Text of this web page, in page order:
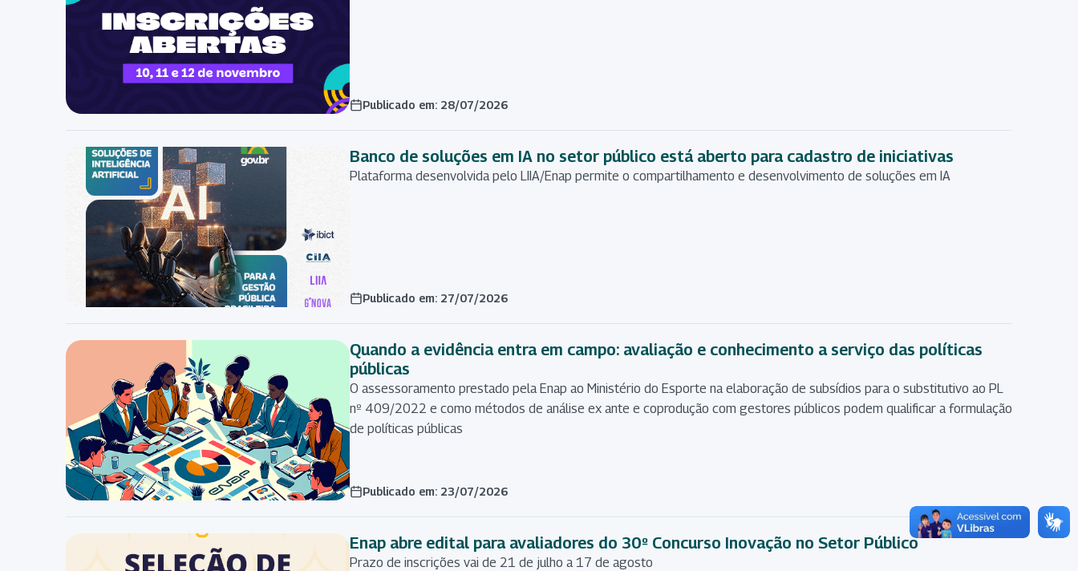
Publicado em: 28/07/2026
Banco de soluções em IA no setor público está aberto para cadastro de iniciativas
Plataforma desenvolvida pelo LIIA/Enap permite o compartilhamento e desenvolvimento de soluções em IA
Publicado em: 27/07/2026
Quando a evidência entra em campo: avaliação e conhecimento a serviço das políticas
públicas
O assessoramento prestado pela Enap ao Ministério do Esporte na elaboração de subsídios para o substitutivo ao PL
nº 409/2022 e como métodos de análise ex ante e coprodução com gestores públicos podem qualificar a formulação
de políticas públicas
Publicado em: 23/07/2026
Enap abre edital para avaliadores do 30º Concurso Inovação no Setor Público
Prazo de inscrições vai de 21 de julho a 17 de agosto